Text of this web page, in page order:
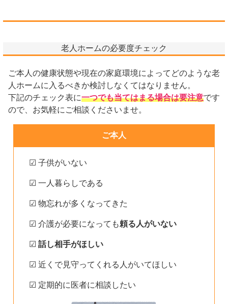
老人ホームの必要度チェック
ご本人の健康状態や現在の家庭環境によってどのような老
人ホームに入るべきか検討しなくてはなりません。
下記のチェック表に一つでも当てはまる場合は要注意です
ので、お気軽にご相談くださいませ。
ご本人
☑ 子供がいない
☑ 一人暮らしである
☑ 物忘れが多くなってきた
☑ 介護が必要になっても頼る人がいない
☑ 話し相手がほしい
☑ 近くで見守ってくれる人がいてほしい
☑ 定期的に医者に相談したい